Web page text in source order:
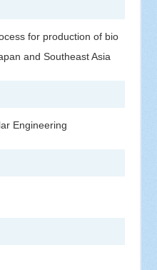
for production of bio
and Southeast Asia
Engineering